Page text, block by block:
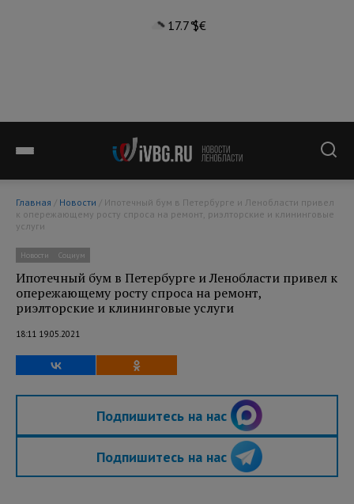
17.7°$€
Главная / Новости
к опережающему росту спроса на ремонт, риэлторские и клининговые
услуги
Новости Социум
Ипотечный бум в Петербурге и Ленобласти привел к
опережающему росту спроса на ремонт,
риэлторские и клининговые услуги
18:11 19.05.2021
Подпишитесь на нас
Подпишитесь на нас